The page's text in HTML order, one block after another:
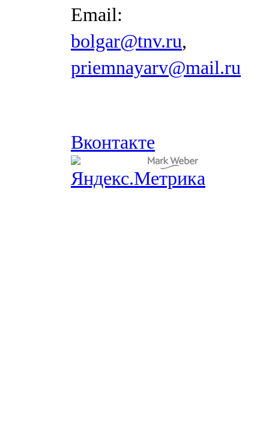
Email:
bolgar@tnv.ru,
priemnayarv@mail.ru
Вконтакте